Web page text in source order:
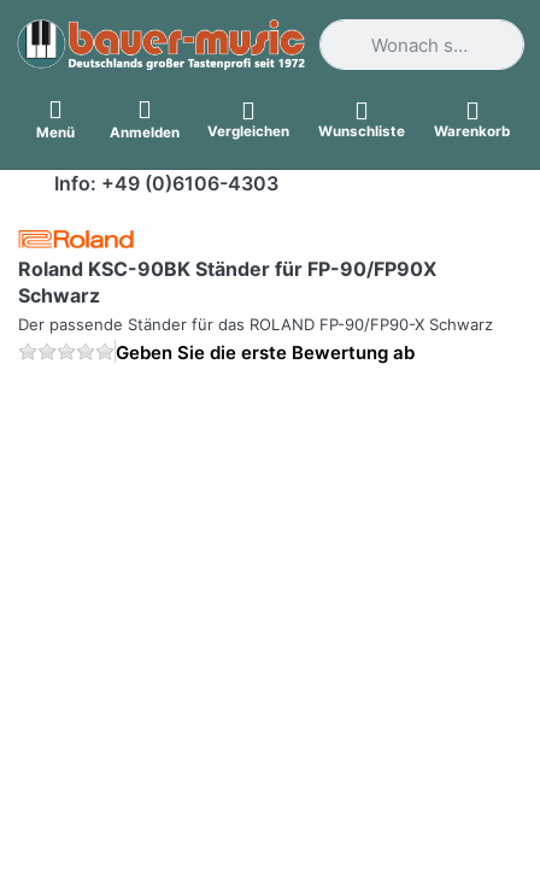
Geben Sie einen
Menü Anmelden Vergleichen Wunschliste Warenkorb
Info: +49 (0)6106-4303
Roland KSC-90BK Ständer für FP-90/FP90X
Schwarz
Der passende Ständer für das ROLAND FP-90/FP90-X Schwarz
Geben Sie die erste Bewertung ab